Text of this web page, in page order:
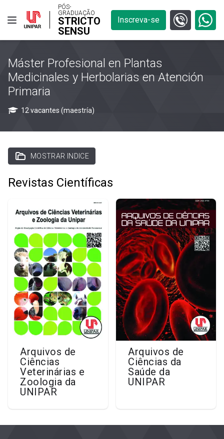
PÓS-
GRADUAÇÃO
STRICTO
SENSU
Inscreva-se
Máster Profesional en Plantas
Medicinales y Herbolarias en Atención
Primaria
12 vacantes (maestría)
MOSTRAR INDICE
Revistas Científicas
Arquivos de
Ciências
Veterinárias e
Zoologia da
UNIPAR
Arquivos de
Ciências da
Saúde da
UNIPAR